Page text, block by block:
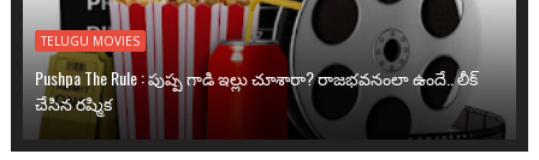
TELUGU MOVIES
Pushpa The Rule : పుష్ప గాడి ఇల్లు చూశారా? రాజభవనంలా ఉందే.. లీక్
చేసిన రష్మిక